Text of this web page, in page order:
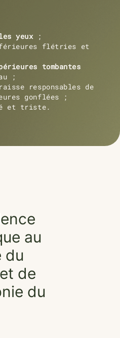
yeux;
flétries et
tombantes
;
responsables de
gonflées ;
et triste.
au
du
de
du